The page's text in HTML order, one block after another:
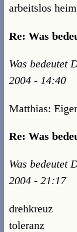
arbeitslos
Re: Was
Was bedeutet
2004 - 14:40
Matthias:
Re: Was
Was bedeutet
2004 - 21:17
drehkreuz
toleranz